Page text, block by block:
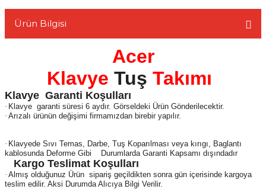
Ürün Bilgisi
Acer
Klavye Tuş Takımı
Klavye Garanti Koşulları
· Klavye garanti süresi 6 aydır. Görseldeki Ürün Gönderilecektir.
· Arızalı ürünün değişimi firmamızdan birebir yapılır.
· Klavyede Sıvı Temas, Darbe, Tuş Koparılması veya kırıgı, Baglantı
kablosunda Deforme Gibi
Durumlarda Garanti Kapsamı dışındadır
Kargo Teslimat Koşulları
· Almış olduğunuz Ürün sipariş geçildikten sonra gün içerisinde kargoya
teslim edilir. Aksi Durumda Alıcıya Bilgi Verilir.